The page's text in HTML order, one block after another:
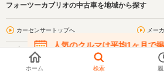
フォーツーカブリオの中古車を地域から探す
カーセンサートップへ メー
カーセンサー
アフター保証対象車
中古
人気のクルマは平均1ヶ月で
在庫が無くなる前にお問い合わせ
ホーム 検索